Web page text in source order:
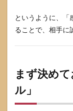
する3
ステ
フィ
というように、
ることで、相手に
まず決め
ル」